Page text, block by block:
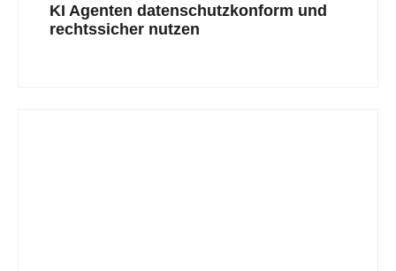
KI Agenten datenschutzkonform und
rechtssicher nutzen